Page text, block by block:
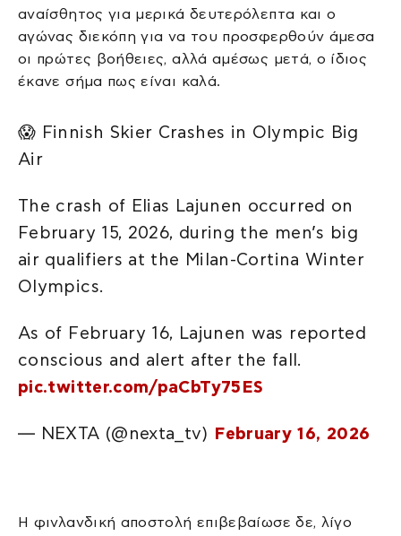
αναίσθητος για μερικά δευτερόλεπτα και ο
αγώνας διεκόπη για να του προσφερθούν άμεσα
οι πρώτες βοήθειες, αλλά αμέσως μετά, ο ίδιος
έκανε σήμα πως είναι καλά.
😱 Finnish Skier Crashes in Olympic Big
Air
The crash of Elias Lajunen occurred on
February 15, 2026, during the men’s big
air qualifiers at the Milan-Cortina Winter
Olympics.
As of February 16, Lajunen was reported
conscious and alert after the fall.
pic.twitter.com/paCbTy75ES
— NEXTA (@nexta_tv) February 16, 2026
Η φινλανδική αποστολή επιβεβαίωσε δε, λίγο